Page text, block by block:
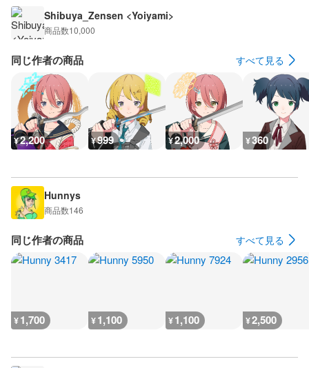
Shibuya_Zensen <Yoiyami>
商品数10,000
同じ作者の商品 すべて見る
¥2,200 ¥999 ¥2,000 ¥360
Hunnys
商品数146
同じ作者の商品 すべて見る
¥1,700 ¥1,100 ¥1,100 ¥2,500